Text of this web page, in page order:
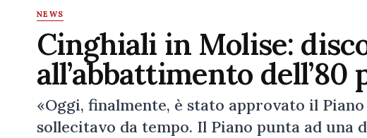
NEWS
Cinghiali in Molise:
all’abbattimento
«Oggi, finalmente, è stato approvato il
sollecitavo da tempo. Il Piano punta ad